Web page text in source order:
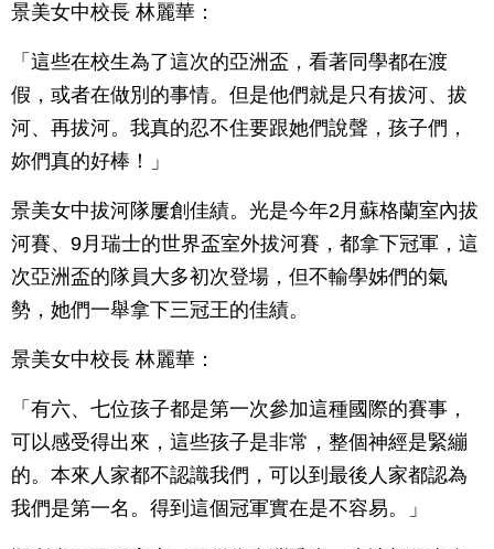
景美女中校長 林麗華：
「這些在校生為了這次的亞洲盃，看著同學都在渡
假，或者在做別的事情。但是他們就是只有拔河、拔
河、再拔河。我真的忍不住要跟她們說聲，孩子們，
妳們真的好棒！」
景美女中拔河隊屢創佳績。光是今年2月蘇格蘭室內拔
河賽、9月瑞士的世界盃室外拔河賽，都拿下冠軍，這
次亞洲盃的隊員大多初次登場，但不輸學姊們的氣
勢，她們一舉拿下三冠王的佳績。
景美女中校長 林麗華：
「有六、七位孩子都是第一次參加這種國際的賽事，
可以感受得出來，這些孩子是非常，整個神經是緊繃
的。本來人家都不認識我們，可以到最後人家都認為
我們是第一名。得到這個冠軍實在是不容易。」